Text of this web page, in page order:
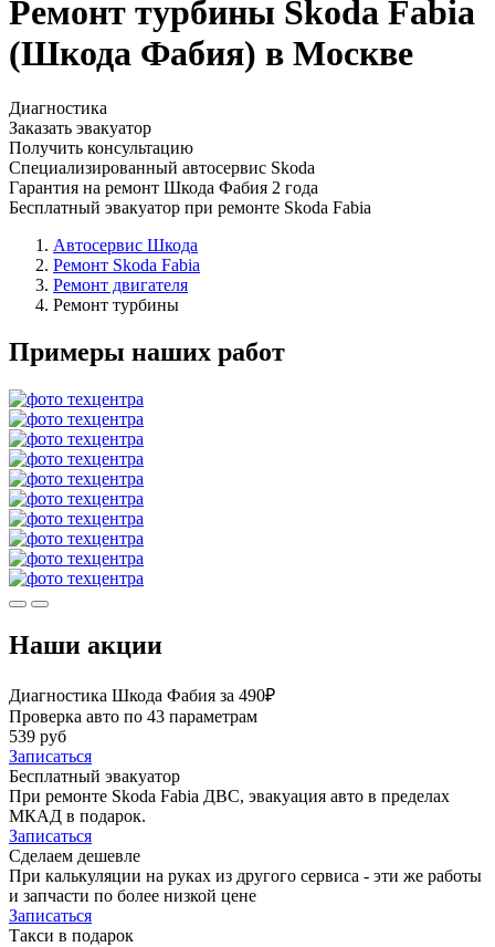
Ремонт турбины Skoda Fabia
(Шкода Фабия) в Москве
Диагностика
Заказать эвакуатор
Получить консультацию
Специализированный автосервис Skoda
Гарантия на ремонт Шкода Фабия 2 года
Бесплатный эвакуатор при ремонте Skoda Fabia
Автосервис Шкода
Ремонт Skoda Fabia
Ремонт двигателя
Ремонт турбины
Примеры наших работ
Наши акции
Диагностика Шкода Фабия за 490₽
Проверка авто по 43 параметрам
539 руб
Записаться
Бесплатный эвакуатор
При ремонте Skoda Fabia ДВС, эвакуация авто в пределах
МКАД в подарок.
Записаться
Сделаем дешевле
При калькуляции на руках из другого сервиса - эти же работы
и запчасти по более низкой цене
Записаться
Такси в подарок